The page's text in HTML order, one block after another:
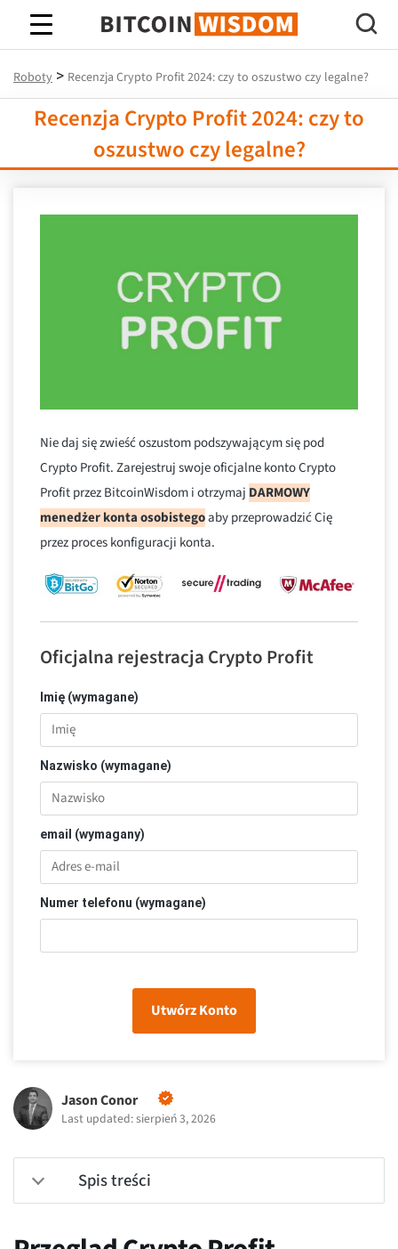
Mądrość Bitcoina
Roboty > Recenzja Crypto Profit 2024: czy to oszustwo czy legalne?
Recenzja Crypto Profit 2024: czy to
oszustwo czy legalne?
Nie daj się zwieść oszustom podszywającym się pod
Crypto Profit. Zarejestruj swoje oficjalne konto Crypto
Profit przez BitcoinWisdom i otrzymaj DARMOWY
menedżer konta osobistegoaby przeprowadzić Cię
przez proces konfiguracji konta.
Oficjalna rejestracja Crypto Profit
Imię (wymagane)
Nazwisko (wymagane)
email (wymagany)
Numer telefonu (wymagane)
Utwórz Konto
Jason Conor
Last updated: sierpień 3, 2026
Spis treści